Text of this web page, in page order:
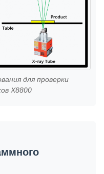
для проверки
X8800